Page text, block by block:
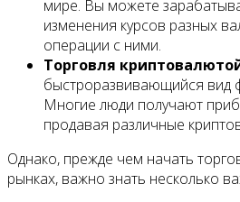
мире. Вы можете
изменения курсов разных
операции с ними.
Торговля
быстроразвивающийся вид
Многие люди получают
продавая различные
Однако, прежде чем начать
рынках, важно знать несколько